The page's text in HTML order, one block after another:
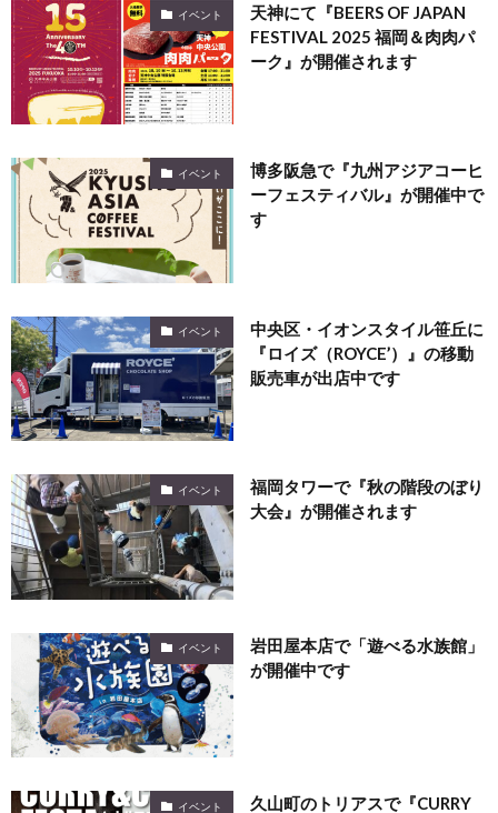
イベント
天神にて『BEERS OF JAPAN
FESTIVAL 2025 福岡＆肉肉パ
ーク』が開催されます
イベント
博多阪急で『九州アジアコーヒ
ーフェスティバル』が開催中で
す
イベント
中央区・イオンスタイル笹丘に
『ロイズ（ROYCE’）』の移動
販売車が出店中です
イベント
福岡タワーで『秋の階段のぼり
大会』が開催されます
イベント
岩田屋本店で「遊べる水族館」
が開催中です
イベント 久山町のトリアスで『CURRY